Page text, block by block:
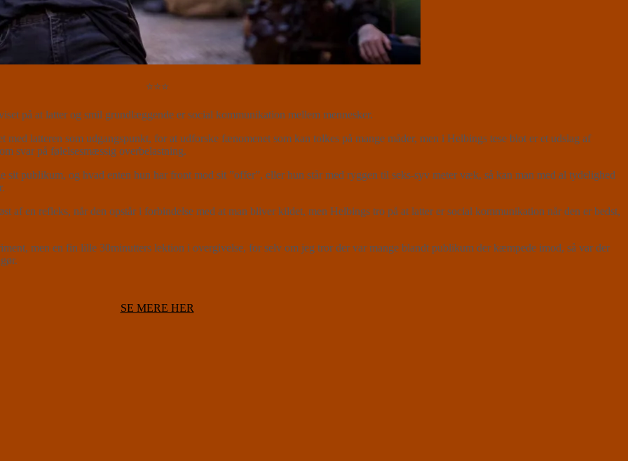
⭐⭐⭐
på at latter og smil grundlæggende er social kommunikation mellem mennesker.
med latteren som udgangspunkt, for at udforske fænomenet som kan tolkes på mange måder, men i Helbings tese blot er et udslag af
svar på følelsesmæssig overbelastning.
publikum, og hvad enten hun har front mod sit ”offer”, eller hun står med ryggen til seks-syv meter væk, så kan man med al tydelighed
af en refleks, når den opstår i forbindelse med at man bliver kildet, men Helbings tro på at latter er social kommunikation når den er bedst,
men en fin lille 30minutters lektion i overgivelse, for selv om jeg tror der var mange blandt publikum der kæmpede imod, så var der
SE MERE HER